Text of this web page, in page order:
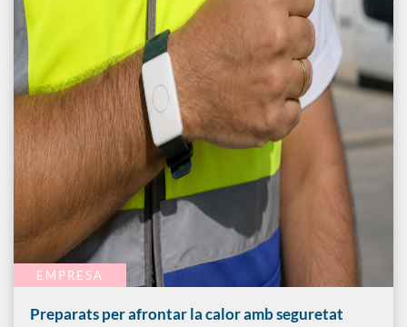
EMPRESA
Preparats per afrontar la calor amb seguretat